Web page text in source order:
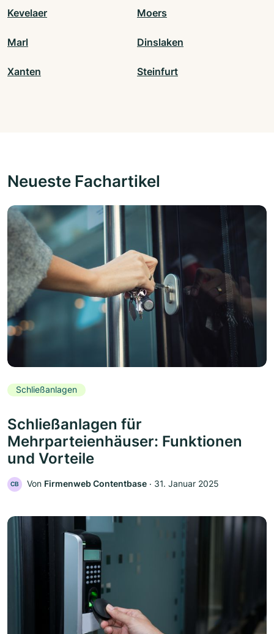
Kevelaer Moers
Marl Dinslaken
Xanten Steinfurt
Neueste Fachartikel
Schließanlagen
Schließanlagen für
Mehrparteienhäuser: Funktionen
und Vorteile
CB Von Firmenweb Contentbase ‧ 31. Januar 2025